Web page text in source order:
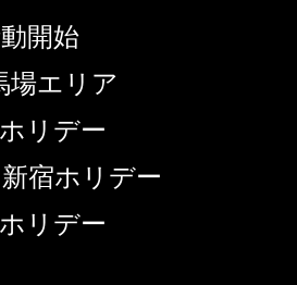
開始
場エリア
リデー
宿ホリデー
リデー